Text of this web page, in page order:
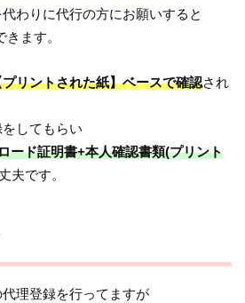
わりに代行の方にお願いすると
ます。
プリントされた紙】ベースで確認され
してもらい
ード証明書+本人確認書類(プリント
夫です。
理登録を行ってますが